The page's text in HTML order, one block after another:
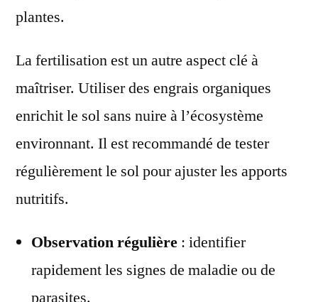
plantes.
La fertilisation est un autre aspect clé à
maîtriser. Utiliser des engrais organiques
enrichit le sol sans nuire à l’écosystème
environnant. Il est recommandé de tester
régulièrement le sol pour ajuster les apports
nutritifs.
Observation régulière : identifier
rapidement les signes de maladie ou de
parasites.